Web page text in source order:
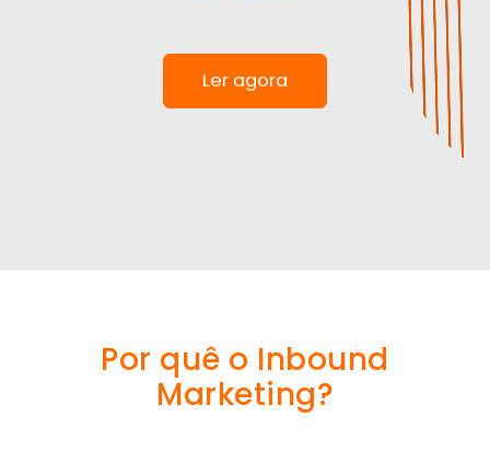
Ler agora
Por quê o Inbound
Marketing?